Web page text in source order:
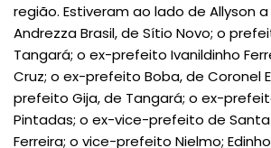
região. Estiveram ao lado de Allyson
Andrezza Brasil, de Sítio Novo; o
Tangará; o ex-prefeito Ivanildinho
Cruz; o ex-prefeito Boba, de Coronel
prefeito Gija, de Tangará; o ex-
Pintadas; o ex-vice-prefeito de
Ferreira; o vice-prefeito Nielmo;